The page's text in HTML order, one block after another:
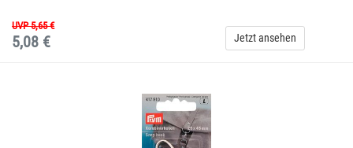
UVP 5,65 €
5,08 € Jetzt ansehen